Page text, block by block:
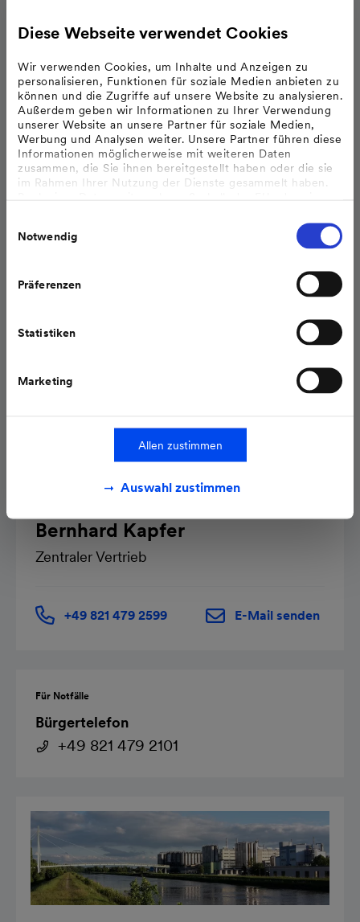
Diese Webseite verwendet Cookies
Wir verwenden Cookies, um Inhalte und Anzeigen zu
personalisieren, Funktionen für soziale Medien anbieten zu
können und die Zugriffe auf unsere Website zu analysieren.
Außerdem geben wir Informationen zu Ihrer Verwendung
unserer Website an unsere Partner für soziale Medien,
Werbung und Analysen weiter. Unsere Partner führen diese
Informationen möglicherweise mit weiteren Daten
zusammen, die Sie ihnen bereitgestellt haben oder die sie
im Rahmen Ihrer Nutzung der Dienste gesammelt haben.
erfolgt, wenn Sie uns dazu Ihre Einwilligung erteilt haben
und dass die Verarbeitung der Daten im Einklang mit den
Gerichtshofes vom 16.07.2020 (Fall C-311/18), sogenanntes
Schrems II Urteil steht.
Notwendig
Präferenzen
Statistiken
Marketing
Allen zustimmen
Auswahl zustimmen
Ludwig-Hermann-Str. 100
86368 Gersthofen
+49 821 479 0
Datenschutzhinweise
www.mvv-igs.de
Bernhard Kapfer
Zentraler Vertrieb
+49 821 479 2599 E-Mail senden
Für Notfälle
Bürgertelefon
+49 821 479 2101